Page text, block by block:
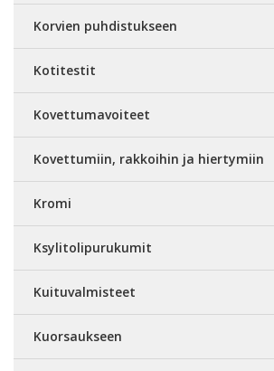
Korvien puhdistukseen
Kotitestit
Kovettumavoiteet
Kovettumiin, rakkoihin ja hiertymiin
Kromi
Ksylitolipurukumit
Kuituvalmisteet
Kuorsaukseen